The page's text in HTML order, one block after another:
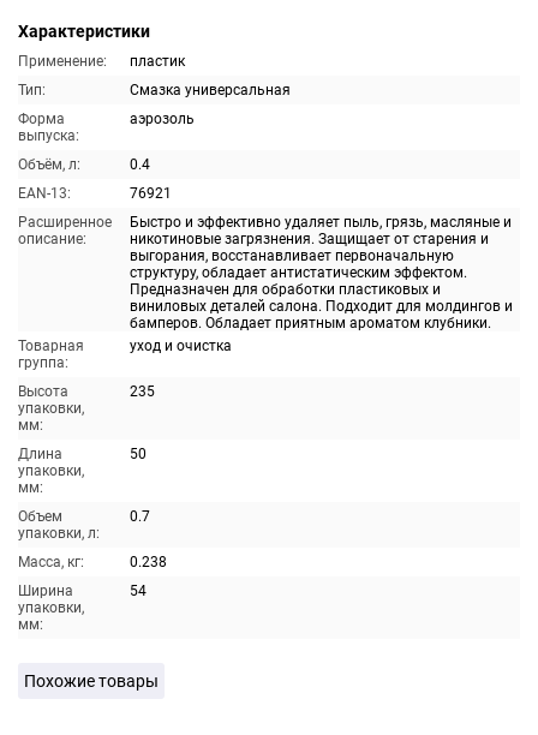
Характеристики
Применение:
пластик
Тип:
Смазка универсальная
Форма
выпуска:
аэрозоль
Объём, л:
0.4
EAN-13:
76921
Расширенное
описание:
Быстро и эффективно удаляет пыль, грязь, масляные и
никотиновые загрязнения. Защищает от старения и
выгорания, восстанавливает первоначальную
структуру, обладает антистатическим эффектом.
Предназначен для обработки пластиковых и
виниловых деталей салона. Подходит для молдингов и
бамперов. Обладает приятным ароматом клубники.
Товарная
группа:
уход и очистка
Высота
упаковки,
мм:
235
Длина
упаковки,
мм:
50
Объем
упаковки, л:
0.7
Масса, кг:
0.238
Ширина
упаковки,
мм:
54
Похожие товары